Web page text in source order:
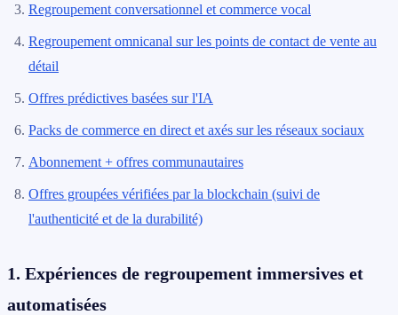
Regroupement conversationnel et commerce vocal
Regroupement omnicanal sur les points de contact de vente au
détail
Offres prédictives basées sur l'IA
Packs de commerce en direct et axés sur les réseaux sociaux
Abonnement + offres communautaires
Offres groupées vérifiées par la blockchain (suivi de
l'authenticité et de la durabilité)
1. Expériences de regroupement immersives et
automatisées